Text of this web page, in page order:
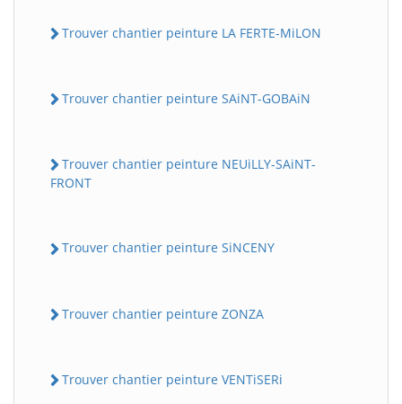
Trouver chantier peinture LA FERTE-MiLON
Trouver chantier peinture SAiNT-GOBAiN
Trouver chantier peinture NEUiLLY-SAiNT-
FRONT
Trouver chantier peinture SiNCENY
Trouver chantier peinture ZONZA
Trouver chantier peinture VENTiSERi